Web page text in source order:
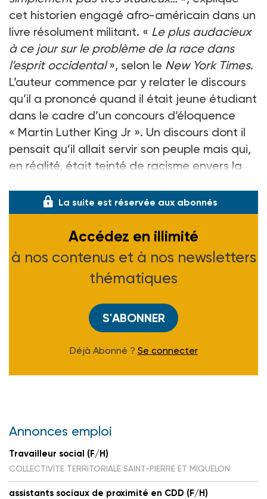
cet historien engagé afro-américain dans un
livre résolument militant. « Le plus audacieux
à ce jour sur le problème de la race dans
l’esprit occidental», selon le New York Times.
L’auteur commence par y relater le discours
qu’il a prononcé quand il était jeune étudiant
dans le cadre d’un concours d’éloquence
« Martin Luther King Jr ». Un discours dont il
pensait qu’il allait servir son peuple mais qui,
en réalité, était teinté de racisme envers la
La suite est réservée aux abonnés
Accédez en illimité
à nos contenus et à nos newsletters
thématiques
S'ABONNER
Déjà Abonné ? Se connecter
Annonces emploi
Travailleur social (F/H)
COLLECTIVITE TERRITORIALE SAINT-PIERRE ET MIQUELON
assistants sociaux de proximité en CDD (F/H)